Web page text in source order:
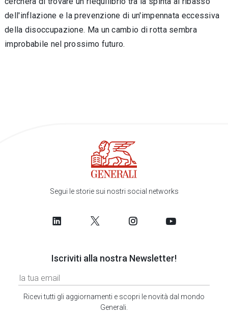
dell'inflazione e la prevenzione di un'impennata eccessiva
della disoccupazione. Ma un cambio di rotta sembra
improbabile nel prossimo futuro.
Segui le storie sui nostri social networks
Iscriviti alla nostra Newsletter!
Ricevi tutti gli aggiornamenti e scopri le novità dal mondo
Generali.